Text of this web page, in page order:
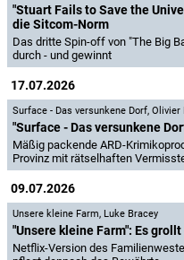
"Stuart Fails to Save the
die Sitcom-Norm
Das dritte Spin-off von "The Big
durch - und gewinnt
17.07.2026
Surface - Das versunkene Dorf, Olivier
"Surface - Das versunkene
Mäßig packende ARD-
Provinz mit rätselhaften
09.07.2026
Unsere kleine Farm, Luke Bracey
"Unsere kleine Farm": Es
Netflix-Version des